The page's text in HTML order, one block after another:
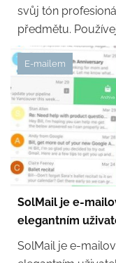
svůj tón
předmětu.
E-mailem
SolMail je e-
elegantním
SolMail je e-